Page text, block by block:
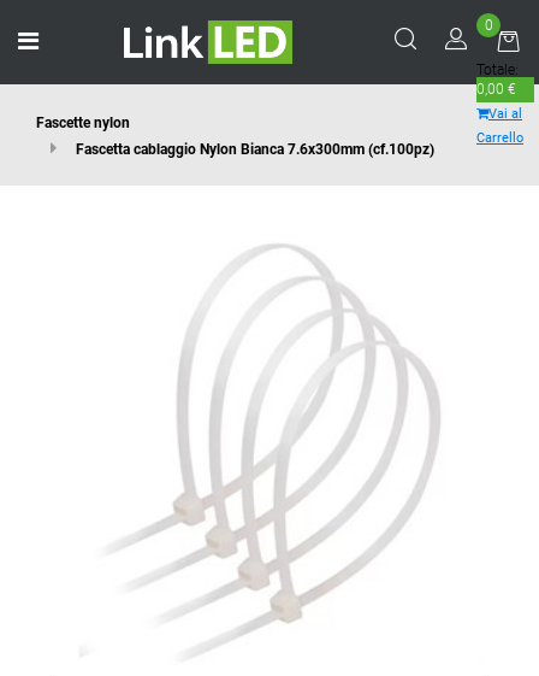
0
Totale:
0,00 €
Vai al
Carrello
Fascette nylon
Fascetta cablaggio Nylon Bianca 7.6x300mm (cf.100pz)